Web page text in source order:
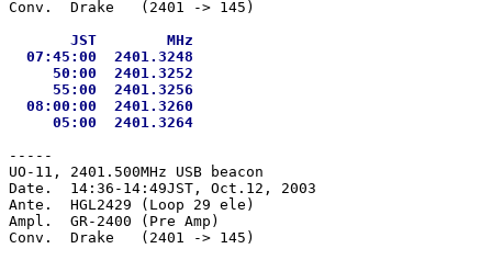
       JST        MHz
  07:45:00  2401.3248
     50:00  2401.3252
     55:00  2401.3256
  08:00:00  2401.3260
-----
UO-11, 2401.500MHz USB beacon
Date.  14:36-14:49JST, Oct.12, 2003
Ante.  HGL2429 (Loop 29 ele)
Ampl.  GR-2400 (Pre Amp)